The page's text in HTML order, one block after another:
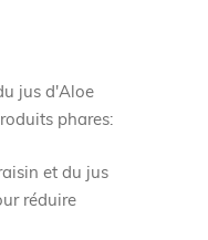
jus d'Aloe
phares:
et du jus
réduire